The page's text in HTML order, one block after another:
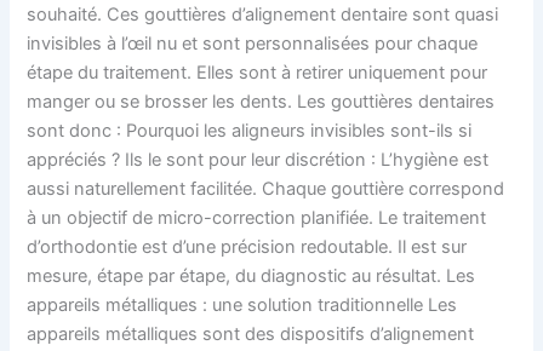
souhaité. Ces gouttières d’alignement dentaire sont quasi
invisibles à l’œil nu et sont personnalisées pour chaque
étape du traitement. Elles sont à retirer uniquement pour
manger ou se brosser les dents. Les gouttières dentaires
sont donc : Pourquoi les aligneurs invisibles sont-ils si
appréciés ? Ils le sont pour leur discrétion : L’hygiène est
aussi naturellement facilitée. Chaque gouttière correspond
à un objectif de micro-correction planifiée. Le traitement
d’orthodontie est d’une précision redoutable. Il est sur
mesure, étape par étape, du diagnostic au résultat. Les
appareils métalliques : une solution traditionnelle Les
appareils métalliques sont des dispositifs d’alignement